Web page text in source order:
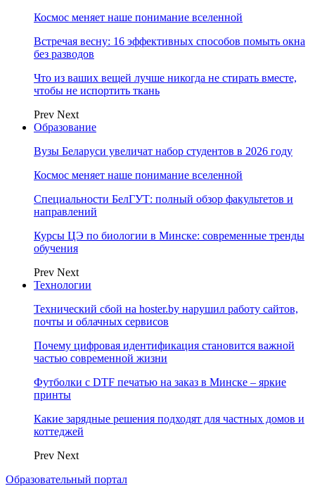
Космос меняет наше понимание вселенной
Встречая весну: 16 эффективных способов помыть окна
без разводов
Что из ваших вещей лучше никогда не стирать вместе,
чтобы не испортить ткань
Prev Next
Образование
Вузы Беларуси увеличат набор студентов в 2026 году
Космос меняет наше понимание вселенной
Специальности БелГУТ: полный обзор факультетов и
направлений
Курсы ЦЭ по биологии в Минске: современные тренды
обучения
Prev Next
Технологии
Технический сбой на hoster.by нарушил работу сайтов,
почты и облачных сервисов
Почему цифровая идентификация становится важной
частью современной жизни
Футболки с DTF печатью на заказ в Минске – яркие
принты
Какие зарядные решения подходят для частных домов и
коттеджей
Prev Next
Образовательный портал